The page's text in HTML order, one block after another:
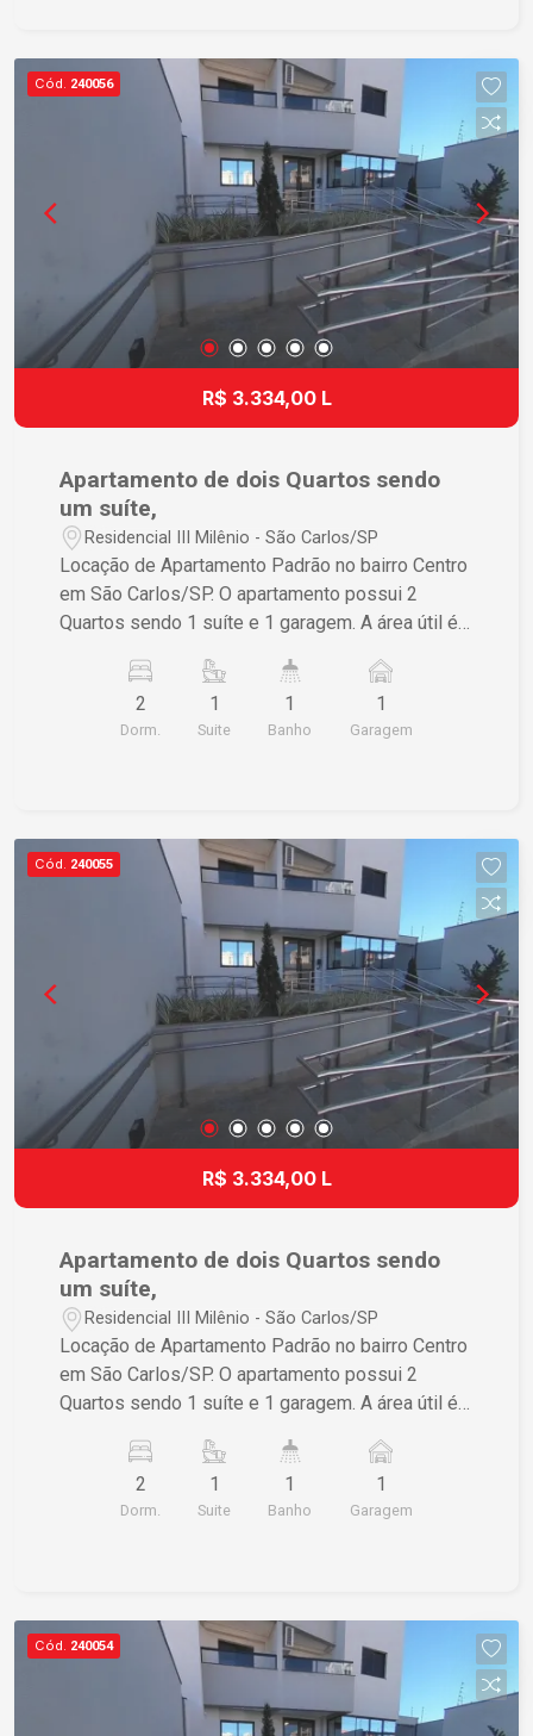
Cód. 240056
R$ 3.334,00 L
Apartamento de dois Quartos sendo
um suíte,
Residencial III Milênio - São Carlos/SP
Locação de Apartamento Padrão no bairro Centro
em São Carlos/SP. O apartamento possui 2
Quartos sendo 1 suíte e 1 garagem. A área útil é
Se estiver interessado, entre em contato para
mais informações.
2
Dorm.
1
Suite
1
Banho
1
Garagem
Cód. 240055
R$ 3.334,00 L
Apartamento de dois Quartos sendo
um suíte,
Residencial III Milênio - São Carlos/SP
Locação de Apartamento Padrão no bairro Centro
em São Carlos/SP. O apartamento possui 2
Quartos sendo 1 suíte e 1 garagem. A área útil é
Se estiver interessado, entre em contato para
mais informações.
2
Dorm.
1
Suite
1
Banho
1
Garagem
Cód. 240054